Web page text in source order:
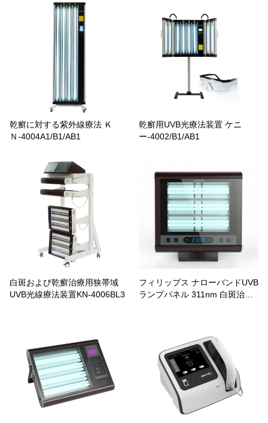
乾癬に対する紫外線療法 Ｋ
Ｎ-4004A1/B1/AB1
乾癬用UVB光療法装置 ケニ
ー-4002/B1/AB1
白斑および乾癬治療用狭帯域
UVB光線療法装置KN-4006BL3
フィリップス ナローバンドUVB
ランプパネル 311nm 白斑治療